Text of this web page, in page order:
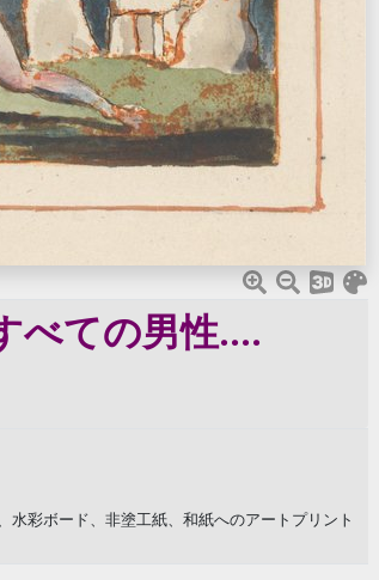
べての男性....
水彩ボード、非塗工紙、和紙へのアートプリント